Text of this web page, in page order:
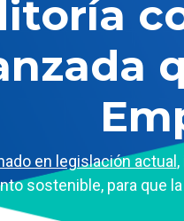
en legislación actual
sostenible, para que